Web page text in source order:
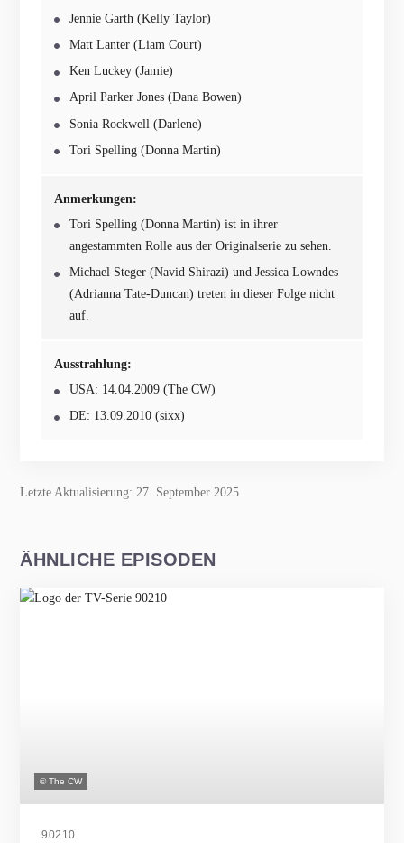
Jennie Garth (Kelly Taylor)
Matt Lanter (Liam Court)
Ken Luckey (Jamie)
April Parker Jones (Dana Bowen)
Sonia Rockwell (Darlene)
Tori Spelling (Donna Martin)
Anmerkungen:
Tori Spelling (Donna Martin) ist in ihrer
angestammten Rolle aus der Originalserie zu sehen.
Michael Steger (Navid Shirazi) und Jessica Lowndes
(Adrianna Tate-Duncan) treten in dieser Folge nicht
auf.
Ausstrahlung:
USA: 14.04.2009 (The CW)
DE: 13.09.2010 (sixx)
Letzte Aktualisierung: 27. September 2025
ÄHNLICHE EPISODEN
© The CW
90210